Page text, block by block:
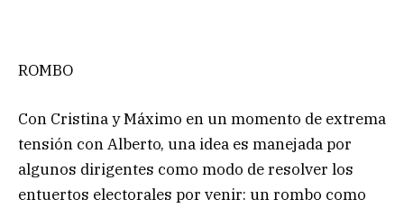
ROMBO
Con Cristina y Máximo en un momento de extrema
tensión con Alberto, una idea es manejada por
algunos dirigentes como modo de resolver los
entuertos electorales por venir: un rombo como